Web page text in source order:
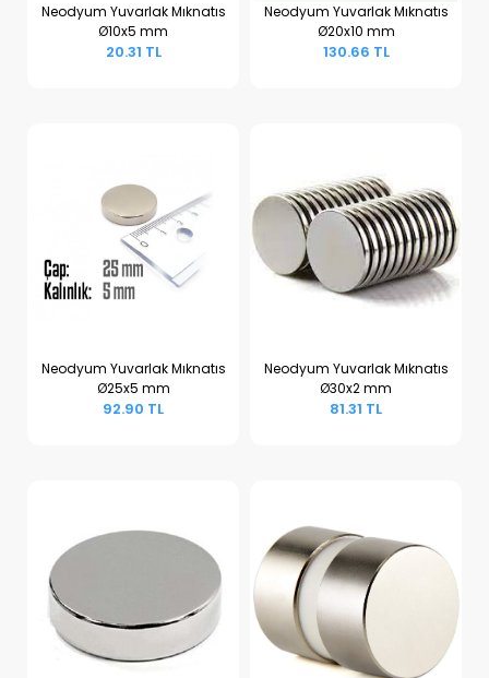
Sepete Ekle
Neodyum Yuvarlak Mıknatıs
Ø10x5 mm
20.31 TL
Sepete Ekle
Neodyum Yuvarlak Mıknatıs
Ø20x10 mm
130.66 TL
Sepete Ekle
Neodyum Yuvarlak Mıknatıs
Ø25x5 mm
92.90 TL
Sepete Ekle
Neodyum Yuvarlak Mıknatıs
Ø30x2 mm
81.31 TL